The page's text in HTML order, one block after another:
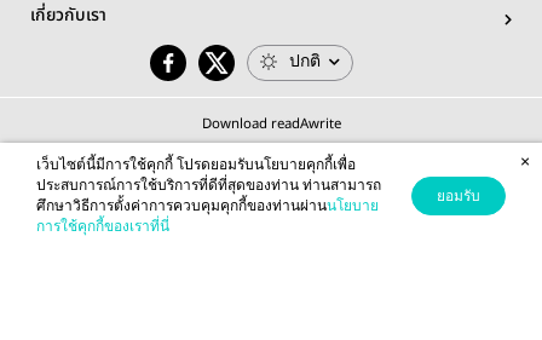
เกี่ยวกับเรา
ปกติ
Download readAwrite
© 2026 readAwrite.com by MEB Corporation Public Company Limited
This site is protected by reCAPTCHA and the Google
เว็บไซต์นี้มีการใช้คุกกี้ โปรดยอมรับนโยบายคุกกี้เพื่อ
ประสบการณ์การใช้บริการที่ดีที่สุดของท่าน ท่านสามารถ
ศึกษาวิธีการตั้งค่าการควบคุมคุกกี้ของท่านผ่านนโยบาย
การใช้คุกกี้ของเราที่นี่
ยอมรับ
×